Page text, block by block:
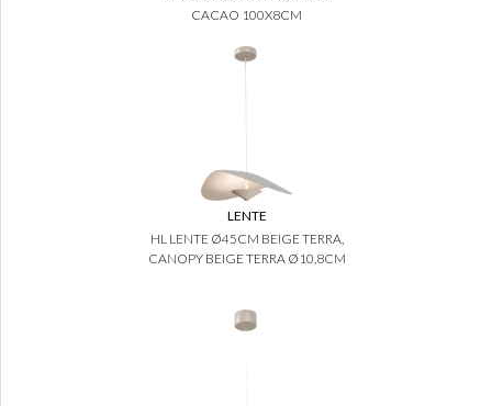
CACAO 100X8CM
LENTE
HL LENTE Ø45CM BEIGE TERRA,
CANOPY BEIGE TERRA Ø10,8CM